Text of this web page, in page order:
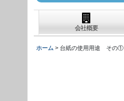
会社概要
ホーム > 台紙の使用用途 その①